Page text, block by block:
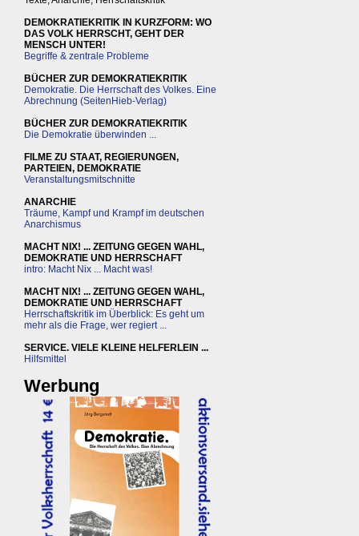
DEMOKRATIEKRITIK IN KURZFORM: WO
DAS VOLK HERRSCHT, GEHT DER
MENSCH UNTER!
Begriffe & zentrale Probleme
BÜCHER ZUR DEMOKRATIEKRITIK
Demokratie. Die Herrschaft des Volkes. Eine
Abrechnung (SeitenHieb-Verlag)
BÜCHER ZUR DEMOKRATIEKRITIK
Die Demokratie überwinden ...
FILME ZU STAAT, REGIERUNGEN,
PARTEIEN, DEMOKRATIE
Veranstaltungsmitschnitte
ANARCHIE
Träume, Kampf und Krampf im deutschen
Anarchismus
MACHT NIX! ... ZEITUNG GEGEN WAHL,
DEMOKRATIE UND HERRSCHAFT
intro: Macht Nix ... Macht was!
MACHT NIX! ... ZEITUNG GEGEN WAHL,
DEMOKRATIE UND HERRSCHAFT
Herrschaftskritik im Überblick: Es geht um
mehr als die Frage, wer regiert ...
SERVICE. VIELE KLEINE HELFERLEIN ...
Hilfsmittel
Werbung